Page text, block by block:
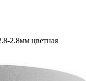
2.8мм цветная